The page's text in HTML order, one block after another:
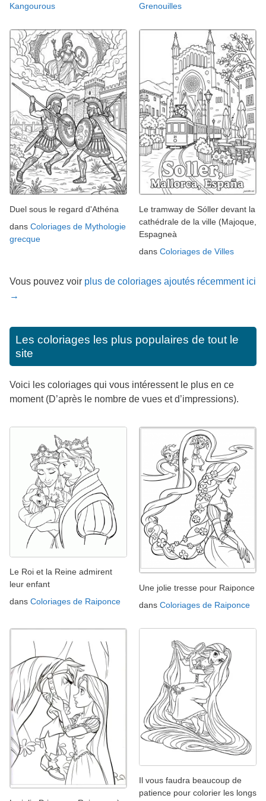
Kangourous
Grenouilles
Duel sous le regard d'Athéna
dans Coloriages de Mythologie
grecque
Le tramway de Sóller devant la
cathédrale de la ville (Majoque,
Espagneà
dans Coloriages de Villes
Vous pouvez voir plus de coloriages ajoutés récemment ici
→
Les coloriages les plus populaires de tout le
site
Voici les coloriages qui vous intéressent le plus en ce
moment (D’après le nombre de vues et d’impressions).
Le Roi et la Reine admirent
leur enfant
dans Coloriages de Raiponce
Une jolie tresse pour Raiponce
dans Coloriages de Raiponce
Il vous faudra beaucoup de
patience pour colorier les longs